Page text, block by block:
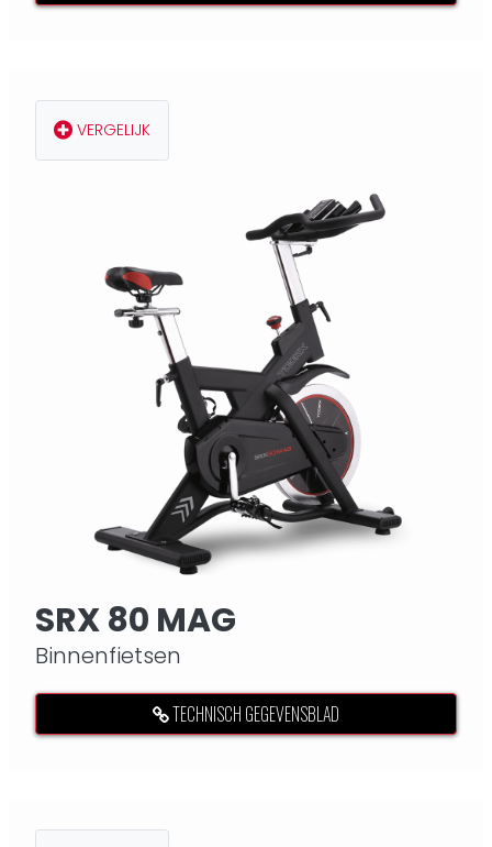
VERGELIJK
SRX 80 MAG
Binnenfietsen
TECHNISCH GEGEVENSBLAD